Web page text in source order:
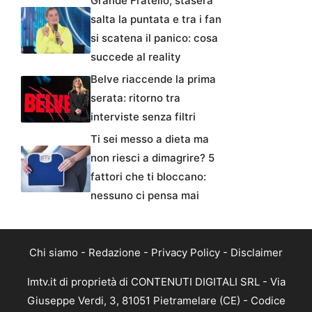
salta la puntata e tra i fan
si scatena il panico: cosa
succede al reality
Belve riaccende la prima
serata: ritorno tra
interviste senza filtri
Ti sei messo a dieta ma
non riesci a dimagrire? 5
fattori che ti bloccano:
nessuno ci pensa mai
Chi siamo - Redazione - Privacy Policy - Disclaimer
Imtv.it di proprietà di CONTENUTI DIGITALI SRL - Via
Giuseppe Verdi, 3, 81051 Pietramelare (CE) - Codice